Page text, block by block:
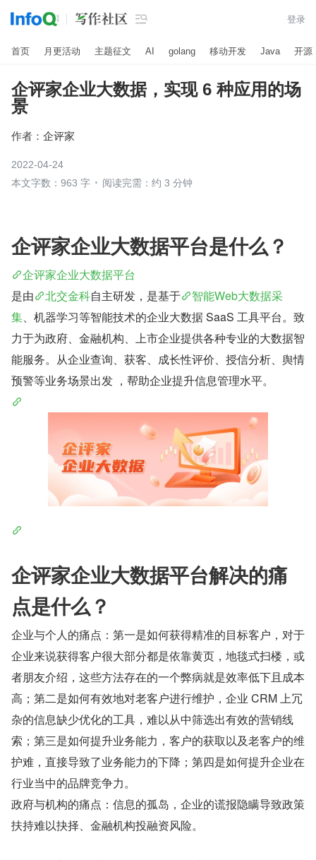
 登录
首页 月更活动 主题征文 AI golang 移动开发 Java 开源
企评家企业大数据，实现 6 种应用的场
景
作者： 企评家
2022-04-24
本文字数：963 字
阅读完需：约 3 分钟
企评家企业大数据平台是什么？
企评家企业大数据平台
是由
北交金科自主研发，是基于
智能Web大数据采
集、机器学习等智能技术的企业大数据 SaaS 工具平台。致
力于为政府、金融机构、上市企业提供各种专业的大数据智
能服务。从企业查询、获客、成长性评价、授信分析、舆情
预警等业务场景出发 ，帮助企业提升信息管理水平。
企评家企业大数据平台解决的痛
点是什么？
企业与个人的痛点：第一是如何获得精准的目标客户，对于
企业来说获得客户很大部分都是依靠黄页，地毯式扫楼，或
者朋友介绍，这些方法存在的一个弊病就是效率低下且成本
高；第二是如何有效地对老客户进行维护，企业 CRM 上冗
杂的信息缺少优化的工具，难以从中筛选出有效的营销线
索；第三是如何提升业务能力，客户的获取以及老客户的维
护难，直接导致了业务能力的下降；第四是如何提升企业在
行业当中的品牌竞争力。
政府与机构的痛点：信息的孤岛，企业的谎报隐瞒导致政策
扶持难以抉择、金融机构投融资风险。